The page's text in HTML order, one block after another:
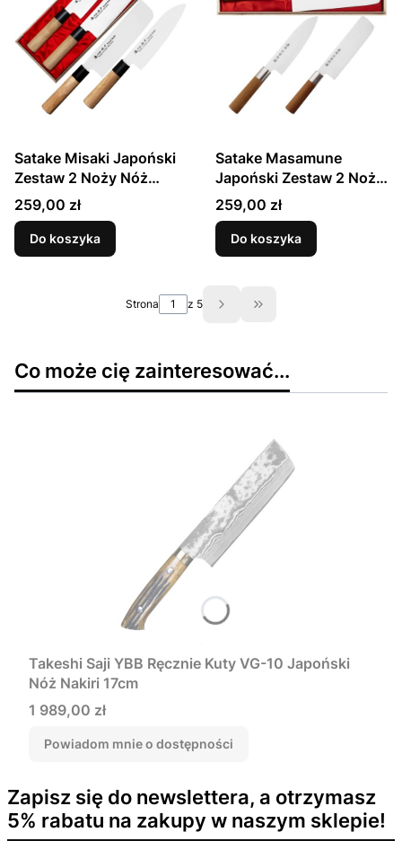
Satake Misaki Japoński
Zestaw 2 Noży Nóż
Santoku 17cm i Nakiri
16cm
Cena
259,00 zł
Do koszyka
Satake Masamune
Japoński Zestaw 2 Noży
Nóż Santoku 17cm i
Nakiri 16cm w
Drewnianym Etui
Cena
259,00 zł
Do koszyka
Strona z 5 Przejdź do ostatniej
Co może cię zainteresować...
Takeshi Saji YBB Ręcznie Kuty VG-10 Japoński
Nóż Nakiri 17cm
Cena
1 989,00 zł
Powiadom mnie o dostępności
Zapisz się do newslettera, a otrzymasz
5% rabatu na zakupy w naszym sklepie!